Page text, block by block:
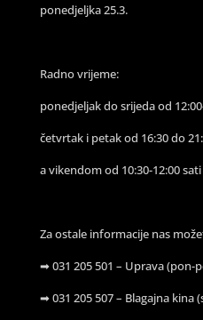
ponedjeljka 25.3.
Radno vrijeme:
ponedjeljak do srijeda od
četvrtak i petak od 16:30 do
a vikendom od 10:30-12:00
Za ostale informacije nas
➡ 031 205 501 – Uprava (pon-
➡ 031 205 507 – Blagajna kina